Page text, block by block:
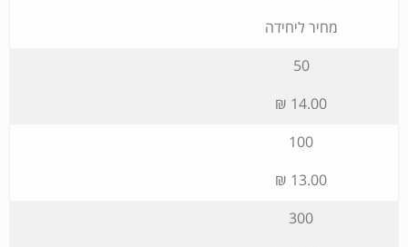
מחיר ליחידה
50
14.00 ₪
100
13.00 ₪
300